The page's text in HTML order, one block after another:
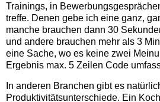
Trainings, in
treffe. Denen gebe ich eine ganz,
manche brauchen dann 30
und andere brauchen mehr als 3
eine Sache, wo es keine zwei
Ergebnis max. 5 Zeilen Code
In anderen Branchen gibt es
Produktivitätsunterschiede. Ein